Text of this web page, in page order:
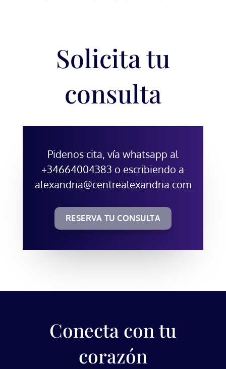
Solicita tu
consulta
Pidenos cita, vía whatsapp al
+34664004383 o escribiendo a
alexandria@centrealexandria.com
RESERVA TU CONSULTA
Conecta con tu
corazón